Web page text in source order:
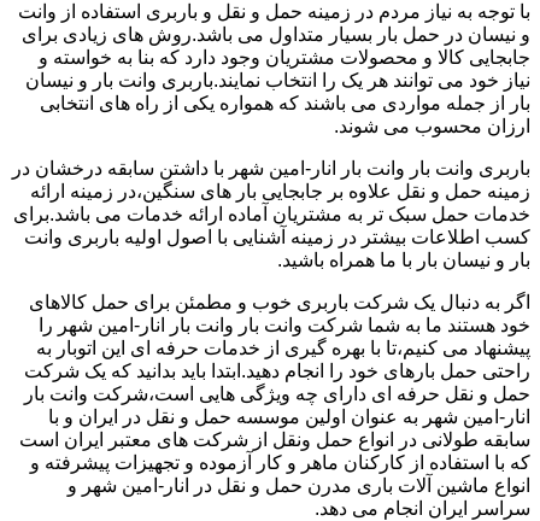
با توجه به نیاز مردم در زمینه حمل و نقل و باربری استفاده از وانت
و نیسان در حمل بار بسیار متداول می باشد.روش های زیادی برای
جابجایی کالا و محصولات مشتریان وجود دارد که بنا به خواسته و
نیاز خود می توانند هر یک را انتخاب نمایند.باربری وانت بار و نیسان
بار از جمله مواردی می باشند که همواره یکی از راه های انتخابی
ارزان محسوب می شوند.
باربری وانت بار وانت بار انار-امین شهر با داشتن سابقه درخشان در
زمینه حمل و نقل علاوه بر جابجایی بار های سنگین،در زمینه ارائه
خدمات حمل سبک تر به مشتریان آماده ارائه خدمات می باشد.برای
کسب اطلاعات بیشتر در زمینه آشنایی با اصول اولیه باربری وانت
بار و نیسان بار با ما همراه باشید.
اگر به دنبال یک شرکت باربری خوب و مطمئن برای حمل کالاهای
خود هستند ما به شما شرکت وانت بار وانت بار انار-امین شهر را
پیشنهاد می کنیم،تا با بهره گیری از خدمات حرفه ای این اتوبار به
راحتی حمل بارهای خود را انجام دهید.ابتدا باید بدانید که یک شرکت
حمل و نقل حرفه ای دارای چه ویژگی هایی است،شرکت وانت بار
انار-امین شهر به عنوان اولین موسسه حمل و نقل در ایران و با
سابقه طولانی در انواع حمل ونقل از شرکت های معتبر ایران است
که با استفاده از کارکنان ماهر و کار آزموده و تجهیزات پیشرفته و
انواع ماشین آلات باری مدرن حمل و نقل در انار-امین شهر و
سراسر ایران انجام می دهد.